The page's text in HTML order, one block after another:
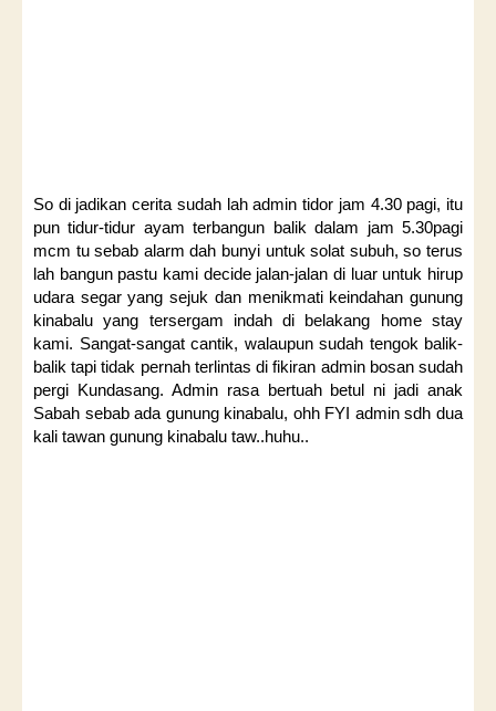
So di jadikan cerita sudah lah admin tidor jam 4.30 pagi, itu
pun tidur-tidur ayam terbangun balik dalam jam 5.30pagi
mcm tu sebab alarm dah bunyi untuk solat subuh, so terus
lah bangun pastu kami decide jalan-jalan di luar untuk hirup
udara segar yang sejuk dan menikmati keindahan gunung
kinabalu yang tersergam indah di belakang home stay
kami. Sangat-sangat cantik, walaupun sudah tengok balik-
balik tapi tidak pernah terlintas di fikiran admin bosan sudah
pergi Kundasang. Admin rasa bertuah betul ni jadi anak
Sabah sebab ada gunung kinabalu, ohh FYI admin sdh dua
kali tawan gunung kinabalu taw..huhu..